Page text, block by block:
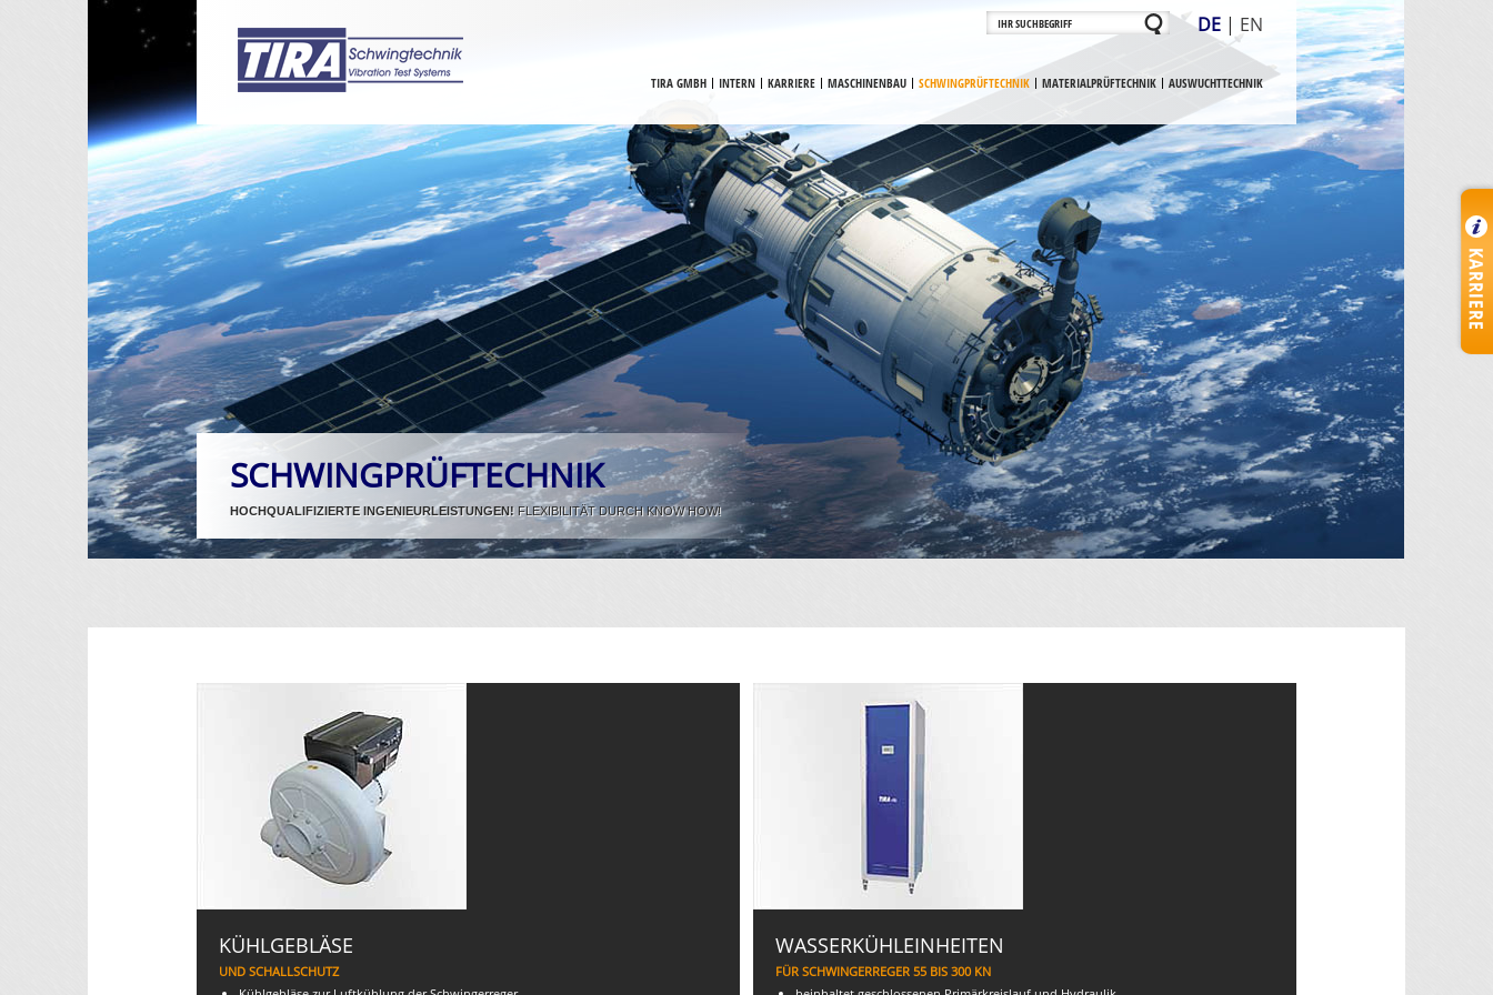
DE | EN
TIRA GMBH INTERN KARRIERE MASCHINENBAU SCHWINGPRÜFTECHNIK MATERIALPRÜFTECHNIK AUSWUCHTTECHNIK
SCHWINGPRÜFTECHNIK
HOCHQUALIFIZIERTE INGENIEURLEISTUNGEN! FLEXIBILITÄT DURCH KNOW HOW!
KÜHLGEBLÄSE
UND SCHALLSCHUTZ
WASSERKÜHLEINHEITEN
FÜR SCHWINGERREGER 55 BIS 300 KN